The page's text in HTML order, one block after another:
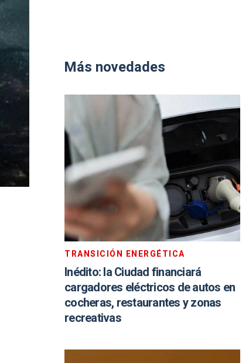
Más novedades
TRANSICIÓN ENERGÉTICA
Inédito: la Ciudad financiará
cargadores eléctricos de autos en
cocheras, restaurantes y zonas
recreativas